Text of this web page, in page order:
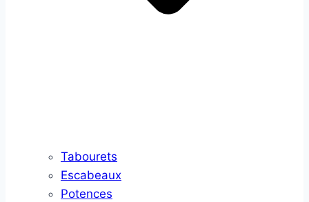
Tabourets
Escabeaux
Potences